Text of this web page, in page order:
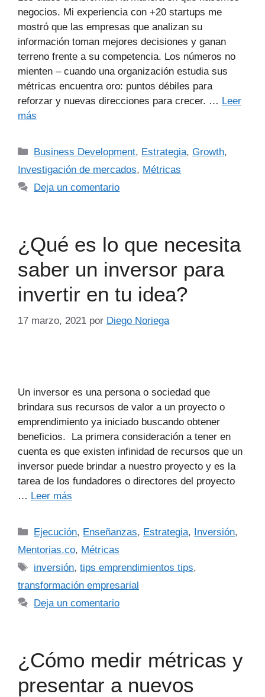
negocios. Mi experiencia con +20 startups me
mostró que las empresas que analizan su
información toman mejores decisiones y ganan
terreno frente a su competencia. Los números no
mienten – cuando una organización estudia sus
métricas encuentra oro: puntos débiles para
reforzar y nuevas direcciones para crecer. … Leer
más
Business Development, Estrategia,Growth,
Investigación de mercados, Métricas
Deja un comentario
¿Qué es lo que necesita
saber un inversor para
invertir en tu idea?
17 marzo, 2021 por Diego Noriega
Un inversor es una persona o sociedad que
brindara sus recursos de valor a un proyecto o
emprendimiento ya iniciado buscando obtener
beneficios. La primera consideración a tener en
cuenta es que existen infinidad de recursos que un
inversor puede brindar a nuestro proyecto y es la
tarea de los fundadores o directores del proyecto
… Leer más
Ejecución, Enseñanzas, Estrategia, Inversión,
Mentorias.co, Métricas
inversión,tips emprendimientos tips,
transformación empresarial
Deja un comentario
¿Cómo medir métricas y
presentar a nuevos